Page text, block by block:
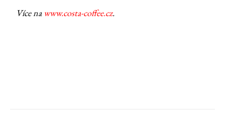
Více na www.costa-coffee.cz.